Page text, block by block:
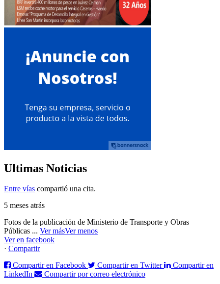
Ultimas Noticias
Entre vías compartió una cita.
5 meses atrás
Fotos de la publicación de Ministerio de Transporte y Obras
Públicas ... Ver másVer menos
Ver en facebook
· Compartir
Compartir en Facebook
Compartir en Twitter
Compartir en
LinkedIn
Compartir por correo electrónico